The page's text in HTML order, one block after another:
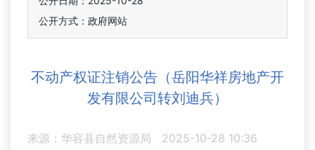
公开方式：政府网站
不动产权证注销公告（岳阳华祥房地产开
发有限公司转刘迪兵）
来源：华容县自然资源局
2025-10-28 10:36